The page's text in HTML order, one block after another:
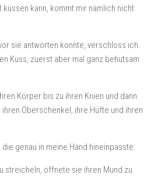
küssen kann, kommt mir nämlich nicht
sie antworten konnte, verschloss ich
Kuss, zuerst aber mal ganz behutsam
Körper bis zu ihren Knien und dann
Oberschenkel, ihre Hüfte und ihren
genau in meine Hand hineinpasste.
streicheln, öffnete sie ihren Mund zu